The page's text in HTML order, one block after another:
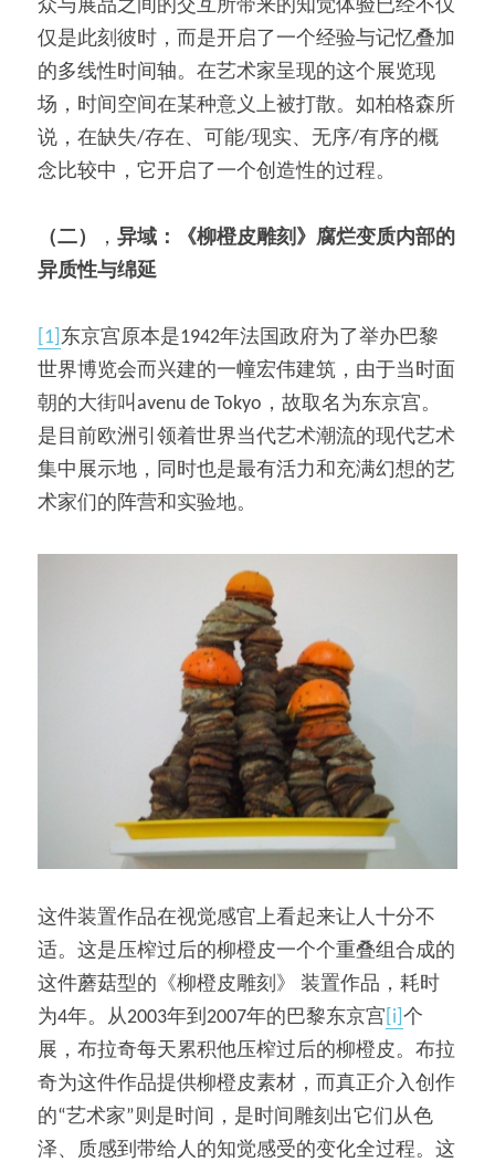
众与展品之间的交互所带来的知觉体验已经不仅
仅是此刻彼时，而是开启了一个经验与记忆叠加
的多线性时间轴。在艺术家呈现的这个展览现
场，时间空间在某种意义上被打散。如柏格森所
说，在缺失/存在、可能/现实、无序/有序的概
念比较中，它开启了一个创造性的过程。
（二） ， 异域：《柳橙皮雕刻》腐烂变质内部的
异质性与绵延
[1] 东京宫原本是1942年法国政府为了举办巴黎
世界博览会而兴建的一幢宏伟建筑，由于当时面
朝的大街叫avenu de Tokyo，故取名为东京宫。
是目前欧洲引领着世界当代艺术潮流的现代艺术
集中展示地，同时也是最有活力和充满幻想的艺
术家们的阵营和实验地。
这件装置作品在视觉感官上看起来让人十分不
适。这是压榨过后的柳橙皮一个个重叠组合成的
这件蘑菇型的《柳橙皮雕刻》 装置作品，耗时
为4年。从2003年到2007年的巴黎东京宫 [i] 个
展，布拉奇每天累积他压榨过后的柳橙皮。布拉
奇为这件作品提供柳橙皮素材，而真正介入创作
的“艺术家”则是时间，是时间雕刻出它们从色
泽、质感到带给人的知觉感受的变化全过程。这